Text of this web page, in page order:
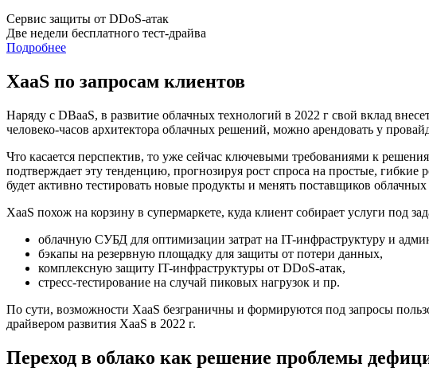
Сервис защиты от DDoS-атак
Две недели бесплатного тест-драйва
Подробнее
XaaS по запросам клиентов
Наряду с DBaaS, в развитие облачных технологий в 2022 г свой вклад
человеко-часов архитектора облачных решений, можно арендовать у
Что касается перспектив, то уже сейчас ключевыми требованиями к
подтверждает эту тенденцию, прогнозируя рост спроса на простые,
будет активно тестировать новые продукты и менять поставщиков
XaaS похож на корзину в супермаркете, куда клиент собирает услуги под
облачную СУБД для оптимизации затрат на IT-инфраструктуру и
бэкапы на резервную площадку для защиты от потери данных,
комплексную защиту IT-инфраструктуры от DDoS-атак,
стресс-тестирование на случай пиковых нагрузок и пр.
По сути, возможности XaaS безграничны и формируются под запросы
драйвером развития XaaS в 2022 г.
Переход в облако как решение проблемы